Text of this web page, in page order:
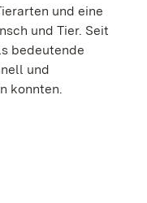
und eine
und Tier. Seit
bedeutende
und
konnten.